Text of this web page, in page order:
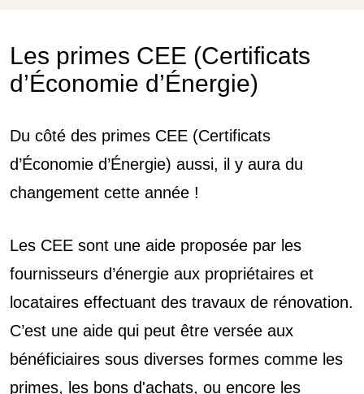
Les primes CEE (Certificats
d’Économie d’Énergie)
Du côté des primes CEE (Certificats
d’Économie d’Énergie) aussi, il y aura du
changement cette année !
Les CEE sont une aide proposée par les
fournisseurs d’énergie aux propriétaires et
locataires effectuant des travaux de rénovation.
C’est une aide qui peut être versée aux
bénéficiaires sous diverses formes comme les
primes, les bons d'achats, ou encore les